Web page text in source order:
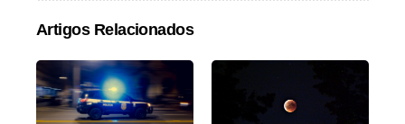
Artigos Relacionados